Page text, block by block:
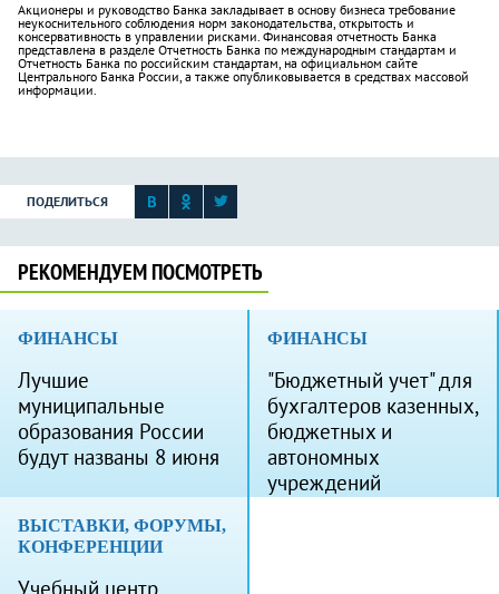
Акционеры и руководство Банка закладывает в основу бизнеса требование
неукоснительного соблюдения норм законодательства, открытость и
консервативность в управлении рисками. Финансовая отчетность Банка
представлена в разделе Отчетность Банка по международным стандартам и
Отчетность Банка по российским стандартам, на официальном сайте
Центрального Банка России, а также опубликовывается в средствах массовой
информации.
ПОДЕЛИТЬСЯ
РЕКОМЕНДУЕМ ПОСМОТРЕТЬ
ФИНАНСЫ
Лучшие
муниципальные
образования России
будут названы 8 июня
ФИНАНСЫ
"Бюджетный учет" для
бухгалтеров казенных,
бюджетных и
автономных
учреждений
ВЫСТАВКИ, ФОРУМЫ,
КОНФЕРЕНЦИИ
Учебный центр